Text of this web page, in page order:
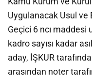
Uygulanacak Usul ve
Geçici 6 ncı maddesi
kadro sayısı kadar
aday, İŞKUR
arasından noter